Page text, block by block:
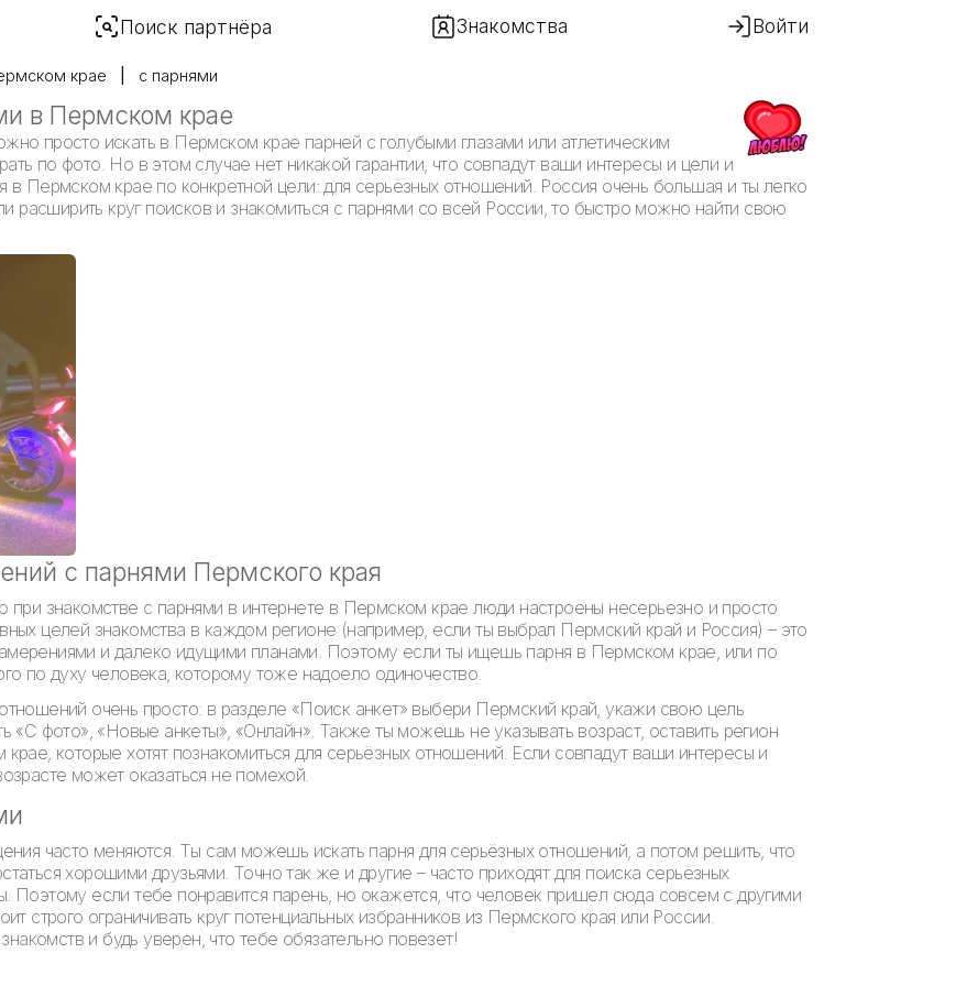
Поиск партнёра Знакомства Войти
крае с парнями
в Пермском крае
просто искать в Пермском крае парней с голубыми глазами или атлетическим
по фото. Но в этом случае нет никакой гарантии, что совпадут ваши интересы и цели и
в Пермском крае по конкретной цели: для серьёзных отношений. Россия очень большая и ты легко
круг поисков и знакомиться с парнями со всей России, то быстро можно найти свою
с парнями Пермского края
при знакомстве с парнями в интернете в Пермском крае люди настроены несерьезно и просто
целей знакомства в каждом регионе (например, если ты выбрал Пермский край и Россия) – это
и далеко идущими планами. Поэтому если ты ищешь парня в Пермском крае, или по
по духу человека, которому тоже надоело одиночество.
очень просто: в разделе «Поиск анкет» выбери Пермский край, укажи свою цель
«С фото», «Новые анкеты», «Онлайн». Также ты можешь не указывать возраст, оставить регион
которые хотят познакомиться для серьёзных отношений. Если совпадут ваши интересы и
может оказаться не помехой.
часто меняются. Ты сам можешь искать парня для серьёзных отношений, а потом решить, что
хорошими друзьями. Точно так же и другие – часто приходят для поиска серьёзных
Поэтому если тебе понравится парень, но окажется, что человек пришел сюда совсем с другими
строго ограничивать круг потенциальных избранников из Пермского края или России.
и будь уверен, что тебе обязательно повезет!